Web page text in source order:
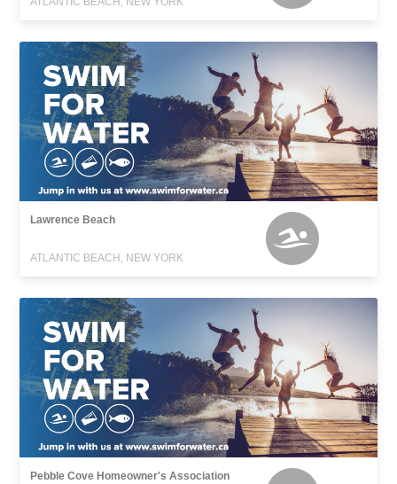
Lawrence Beach
ATLANTIC BEACH, NEW YORK
Pebble Cove Homeowner's Association